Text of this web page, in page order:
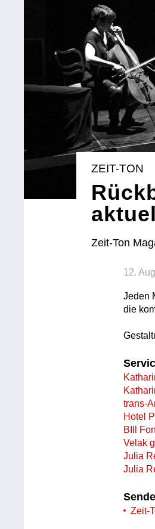
ZEIT-TON
Zeit-Ton
12.
Jeden
die
trans-
Hotel
BIll
Velak
Julia
Julia
Zeit-